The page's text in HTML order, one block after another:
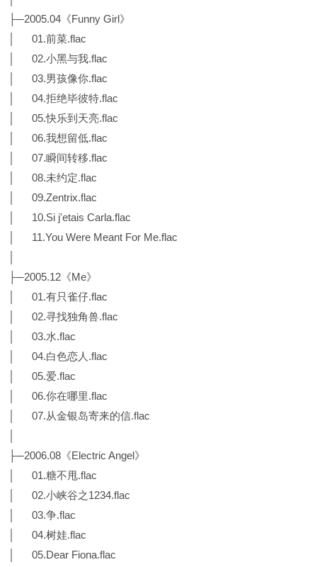
├─2005.04《Funny Girl》
│ 01.前菜.flac
│ 02.小黑与我.flac
│ 03.男孩像你.flac
│ 04.拒绝毕彼特.flac
│ 05.快乐到天亮.flac
│ 06.我想留低.flac
│ 07.瞬间转移.flac
│ 08.未约定.flac
│ 09.Zentrix.flac
│ 10.Si j'etais Carla.flac
│ 11.You Were Meant For Me.flac
├─2005.12《Me》
│ 01.有只雀仔.flac
│ 02.寻找独角兽.flac
│ 03.水.flac
│ 04.白色恋人.flac
│ 05.爱.flac
│ 06.你在哪里.flac
│ 07.从金银岛寄来的信.flac
├─2006.08《Electric Angel》
│ 01.糖不甩.flac
│ 02.小峡谷之1234.flac
│ 03.争.flac
│ 04.树娃.flac
│ 05.Dear Fiona.flac